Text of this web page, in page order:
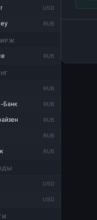
USD
RUB
RUB
RUB
Банк RUB
RUB
RUB
RUB
USD
USD